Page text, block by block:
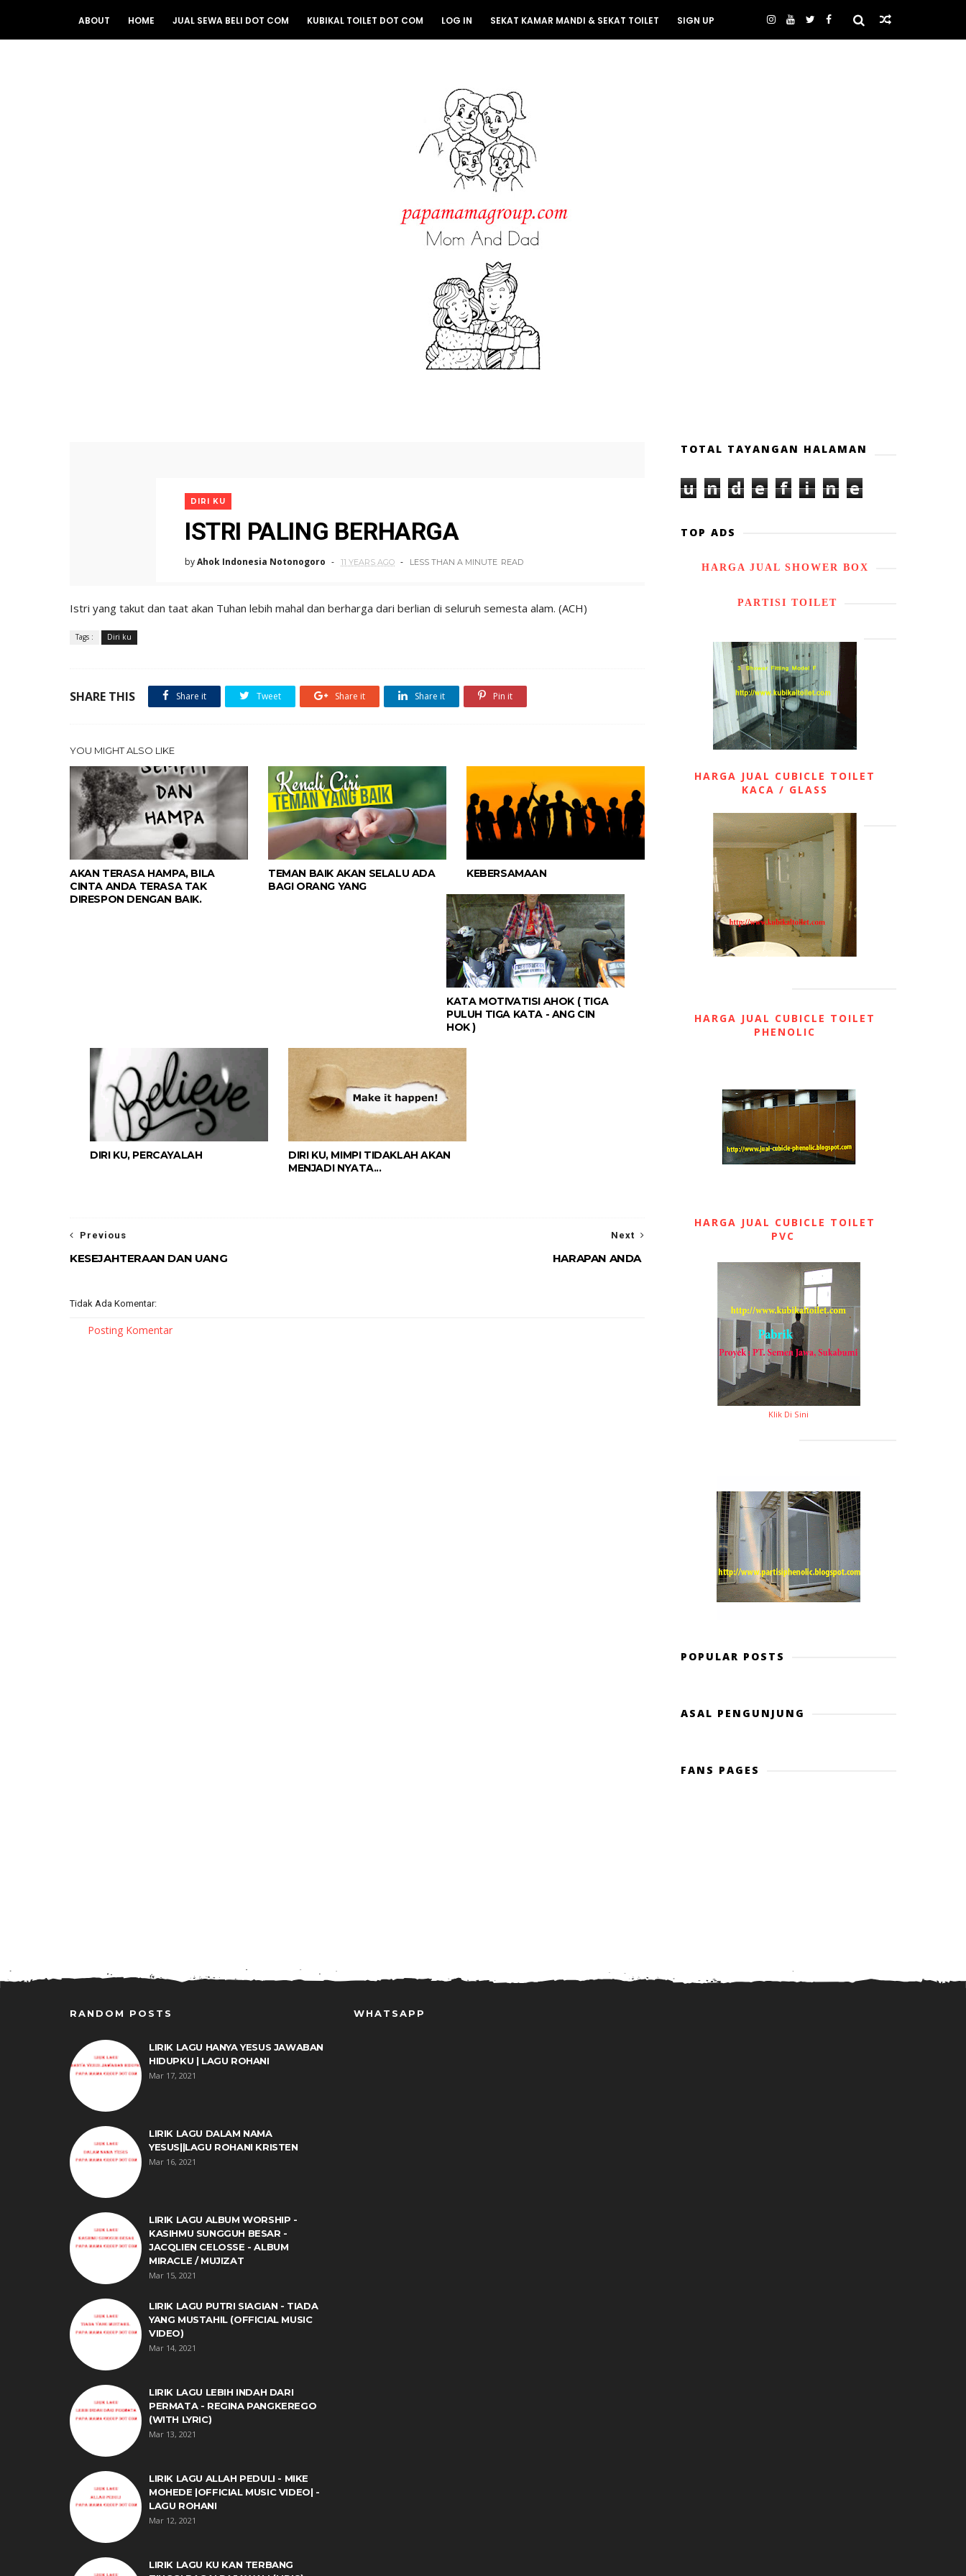
ABOUT HOME JUAL SEWA BELI DOT COM KUBIKAL TOILET DOT COM LOG IN SEKAT KAMAR MANDI & SEKAT TOILET SIGN UP
DIRI KU
ISTRI PALING BERHARGA
byAhok Indonesia Notonogoro 11 YEARS AGO LESS THAN A MINUTE READ
Istri yang takut dan taat akan Tuhan lebih mahal dan berharga dari berlian di seluruh semesta alam. (ACH)
Tags : Diri ku
SHARE THIS Share it Tweet Share it Share it Pin it
YOU MIGHT ALSO LIKE
AKAN TERASA HAMPA, BILA
CINTA ANDA TERASA TAK
DIRESPON DENGAN BAIK.
TEMAN BAIK AKAN SELALU ADA
BAGI ORANG YANG
KEBERSAMAAN
KATA MOTIVATISI AHOK ( TIGA
PULUH TIGA KATA - ANG CIN
HOK )
DIRI KU, PERCAYALAH
DIRI KU, MIMPI TIDAKLAH AKAN
MENJADI NYATA...
Next
HARAPAN ANDA
Previous
KESEJAHTERAAN DAN UANG
Tidak Ada Komentar:
Posting Komentar
TOTAL TAYANGAN HALAMAN
u n d e f i n e
TOP ADS
HARGA JUAL SHOWER BOX
PARTISI TOILET
HARGA JUAL CUBICLE TOILET
KACA / GLASS
HARGA JUAL CUBICLE TOILET
PHENOLIC
HARGA JUAL CUBICLE TOILET
PVC
Klik Di Sini
POPULAR POSTS
ASAL PENGUNJUNG
FANS PAGES
RANDOM POSTS
LIRIK LAGU HANYA YESUS JAWABAN
HIDUPKU | LAGU ROHANI
Mar 17, 2021
LIRIK LAGU DALAM NAMA
YESUS||LAGU ROHANI KRISTEN
Mar 16, 2021
LIRIK LAGU ALBUM WORSHIP -
KASIHMU SUNGGUH BESAR -
JACQLIEN CELOSSE - ALBUM
MIRACLE / MUJIZAT
Mar 15, 2021
LIRIK LAGU PUTRI SIAGIAN - TIADA
YANG MUSTAHIL (OFFICIAL MUSIC
VIDEO)
Mar 14, 2021
LIRIK LAGU LEBIH INDAH DARI
PERMATA - REGINA PANGKEREGO
(WITH LYRIC)
Mar 13, 2021
LIRIK LAGU ALLAH PEDULI - MIKE
MOHEDE |OFFICIAL MUSIC VIDEO| -
LAGU ROHANI
Mar 12, 2021
LIRIK LAGU KU KAN TERBANG
WHATSAPP